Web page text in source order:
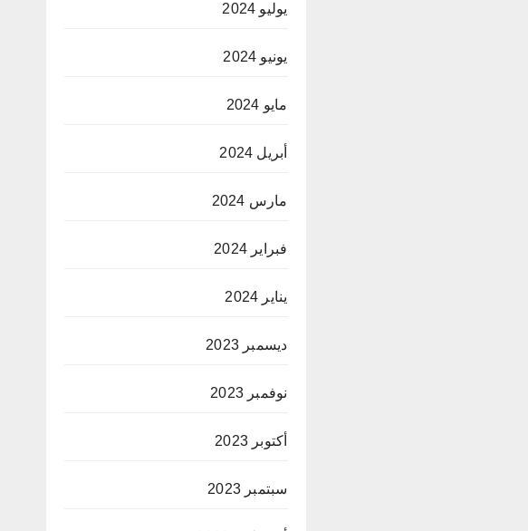
يوليو 2024
يونيو 2024
مايو 2024
أبريل 2024
مارس 2024
فبراير 2024
يناير 2024
ديسمبر 2023
نوفمبر 2023
أكتوبر 2023
سبتمبر 2023